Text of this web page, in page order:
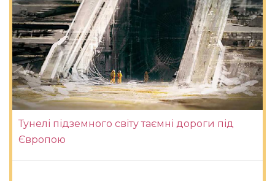
Тунелі підземного світу таємні дороги під
Європою